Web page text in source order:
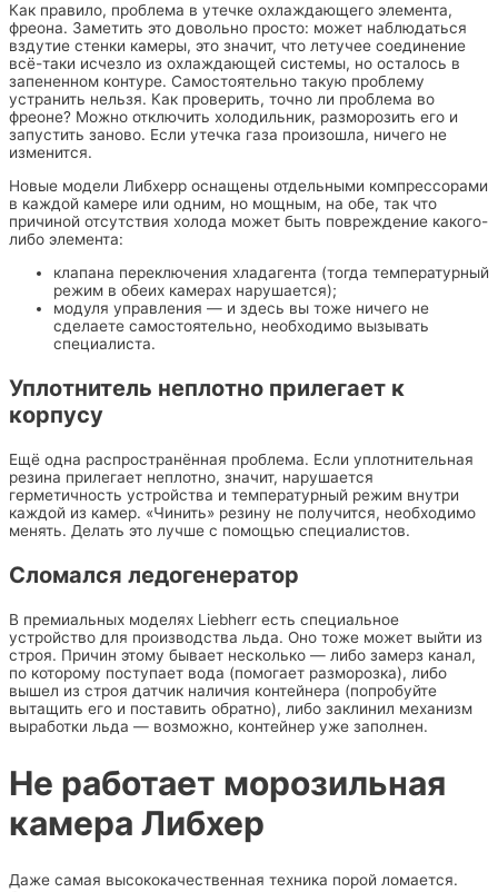
Как правило, проблема в утечке охлаждающего элемента,
фреона. Заметить это довольно просто: может наблюдаться
вздутие стенки камеры, это значит, что летучее соединение
всё-таки исчезло из охлаждающей системы, но осталось в
запененном контуре. Самостоятельно такую проблему
устранить нельзя. Как проверить, точно ли проблема во
фреоне? Можно отключить холодильник, разморозить его и
запустить заново. Если утечка газа произошла, ничего не
изменится.
Новые модели Либхерр оснащены отдельными компрессорами
в каждой камере или одним, но мощным, на обе, так что
причиной отсутствия холода может быть повреждение какого-
либо элемента:
клапана переключения хладагента (тогда температурный
режим в обеих камерах нарушается);
модуля управления — и здесь вы тоже ничего не
сделаете самостоятельно, необходимо вызывать
специалиста.
Уплотнитель неплотно прилегает к
корпусу
Ещё одна распространённая проблема. Если уплотнительная
резина прилегает неплотно, значит, нарушается
герметичность устройства и температурный режим внутри
каждой из камер. «Чинить» резину не получится, необходимо
менять. Делать это лучше с помощью специалистов.
Сломался ледогенератор
В премиальных моделях Liebherr есть специальное
устройство для производства льда. Оно тоже может выйти из
строя. Причин этому бывает несколько — либо замерз канал,
по которому поступает вода (помогает разморозка), либо
вышел из строя датчик наличия контейнера (попробуйте
вытащить его и поставить обратно), либо заклинил механизм
выработки льда — возможно, контейнер уже заполнен.
Не работает морозильная
камера Либхер
Даже самая высококачественная техника порой ломается.